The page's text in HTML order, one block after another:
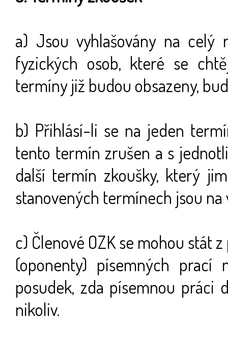
a) Jsou vyhlašovány na celý
fyzických osob, které se
termíny již budou obsazeny,
b) Přihlásí-li se na jeden
tento termín zrušen a s
další termín zkoušky, který
stanovených termínech jsou na
c) Členové OZK se mohou stát
(oponenty) písemných prací
posudek, zda písemnou práci
nikoliv.